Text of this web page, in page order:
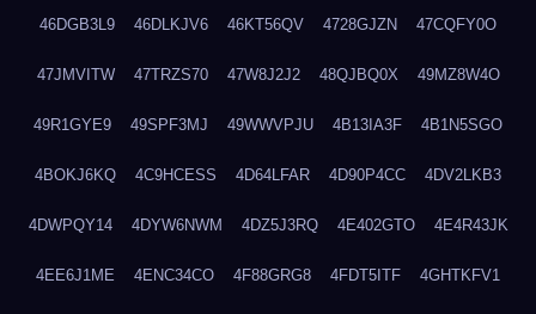
46DGB3L9 46DLKJV6 46KT56QV 4728GJZN 47CQFY0O
47JMVITW 47TRZS70 47W8J2J2 48QJBQ0X 49MZ8W4O
49R1GYE9 49SPF3MJ 49WWVPJU 4B13IA3F 4B1N5SGO
4BOKJ6KQ 4C9HCESS 4D64LFAR 4D90P4CC 4DV2LKB3
4DWPQY14 4DYW6NWM 4DZ5J3RQ 4E402GTO 4E4R43JK
4EE6J1ME 4ENC34CO 4F88GRG8 4FDT5ITF 4GHTKFV1